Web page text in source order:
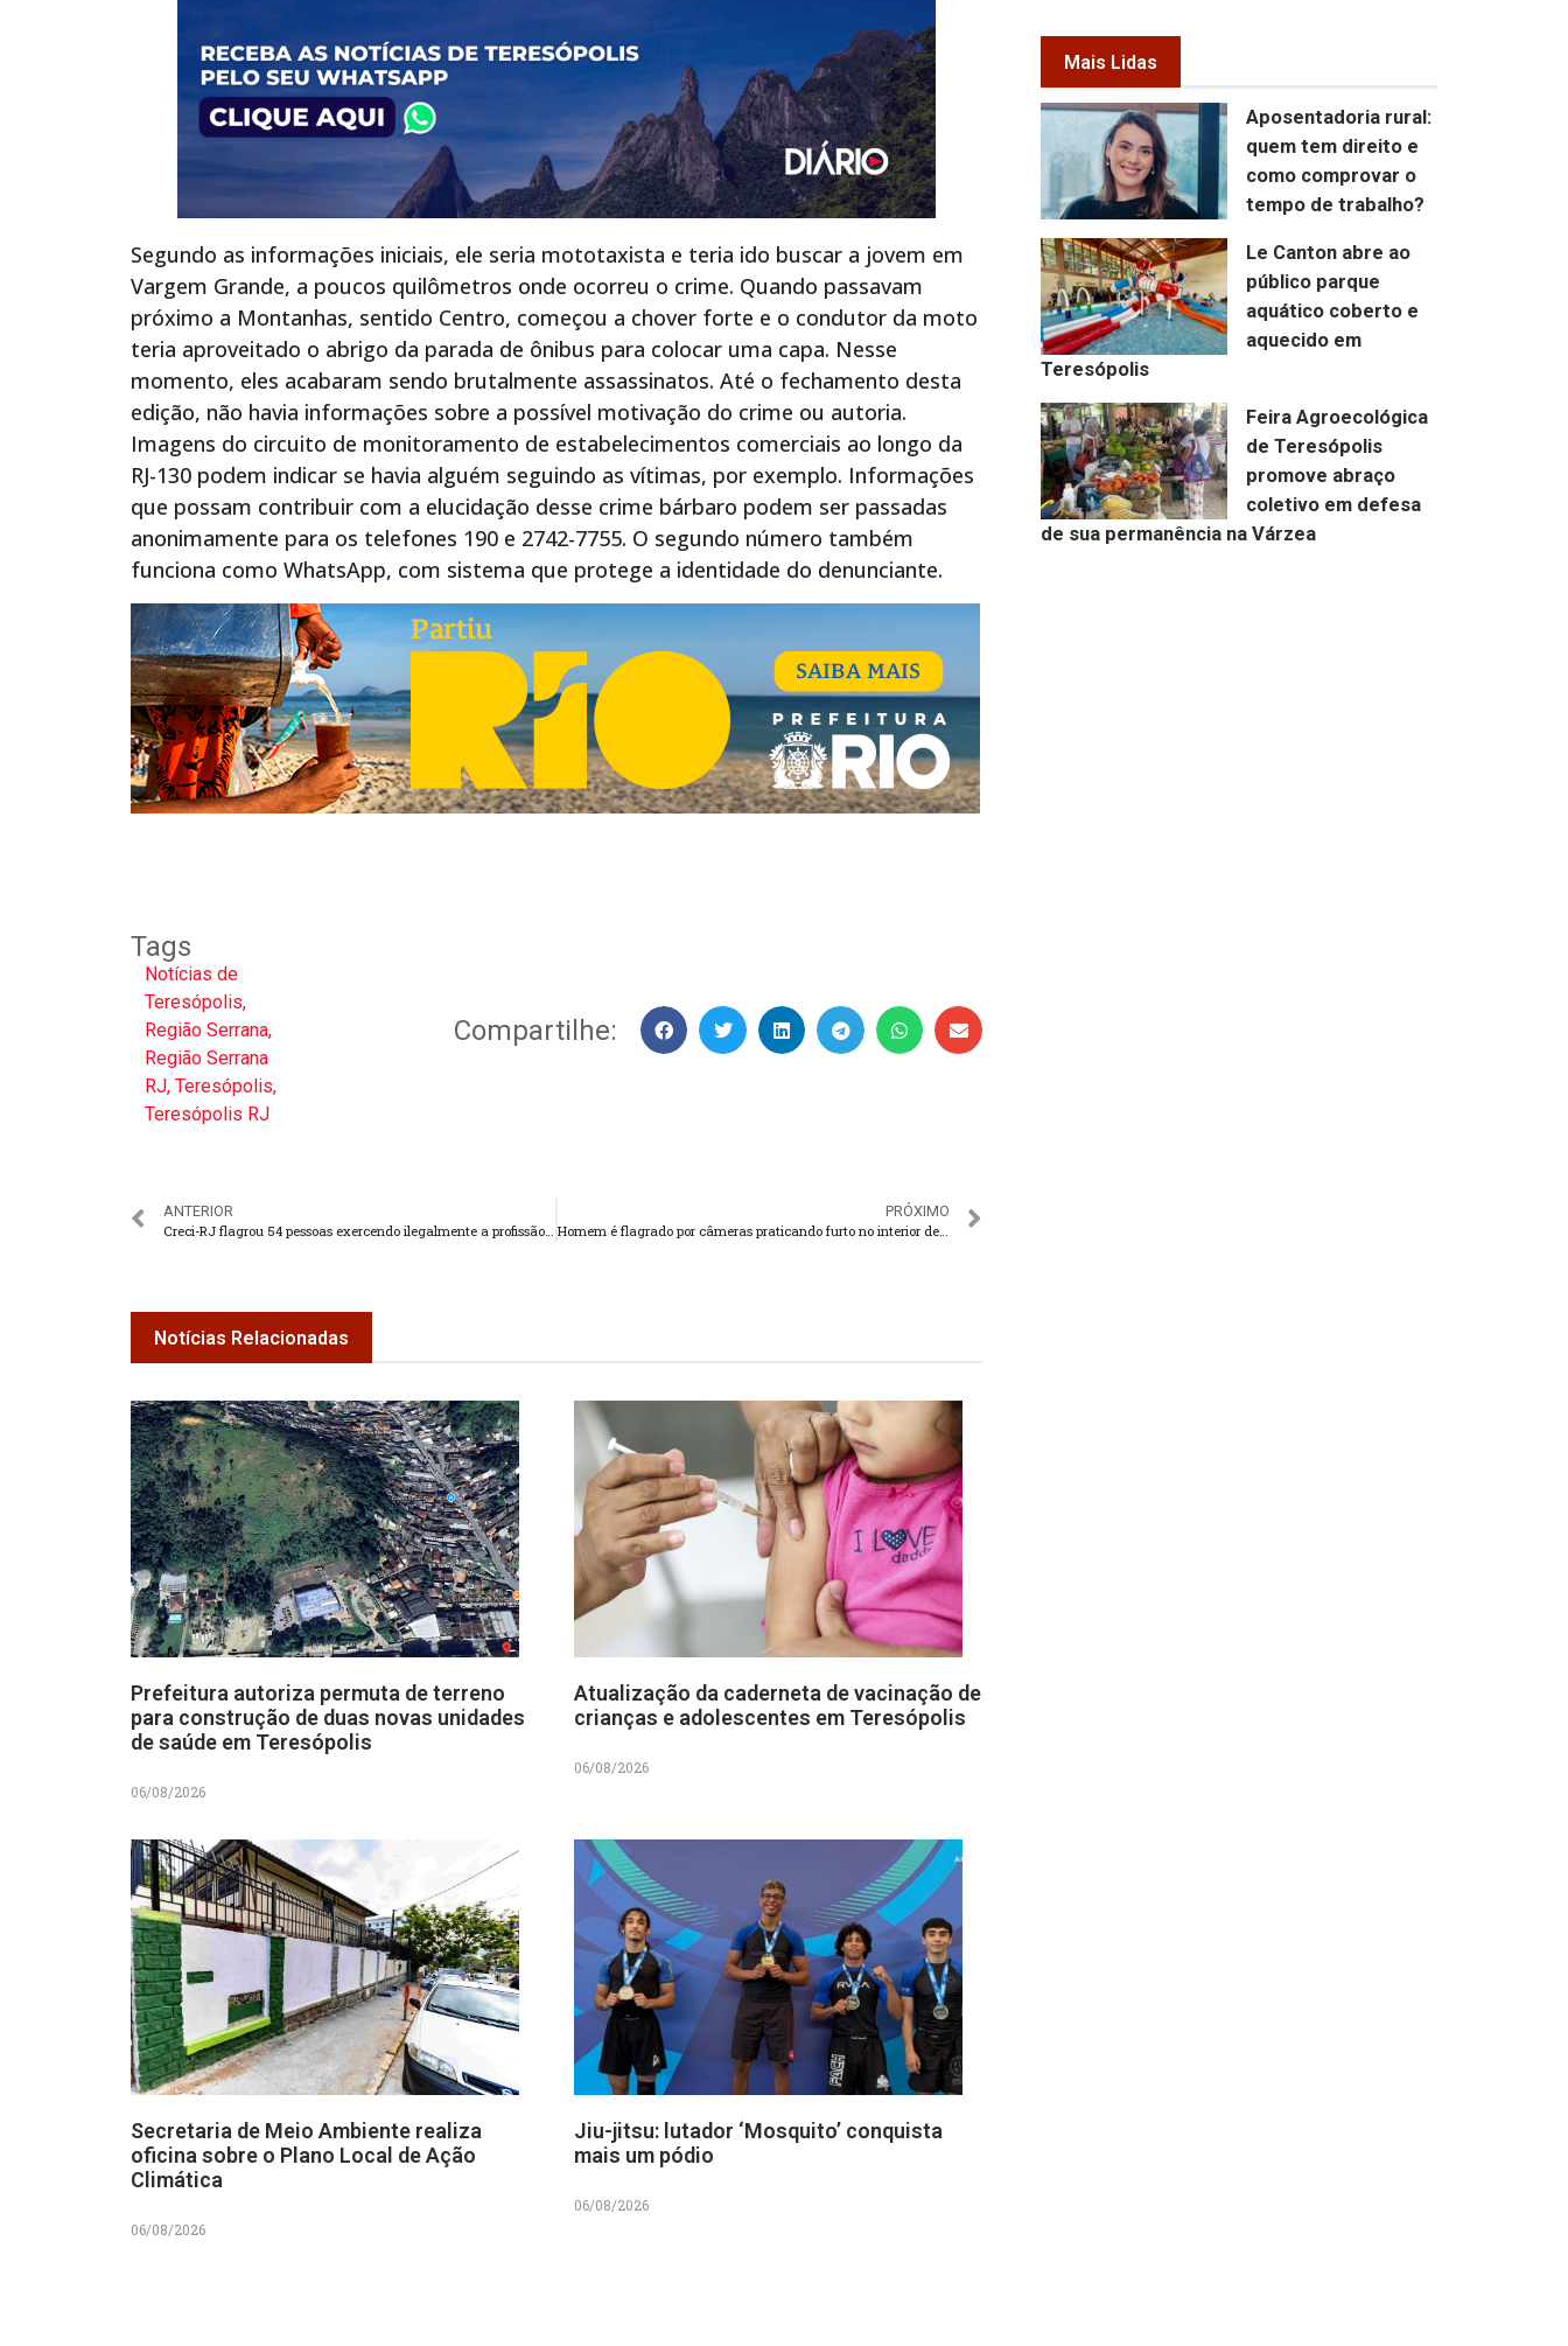
Segundo as informações iniciais, ele seria mototaxista e teria ido buscar a jovem em
Vargem Grande, a poucos quilômetros onde ocorreu o crime. Quando passavam
próximo a Montanhas, sentido Centro, começou a chover forte e o condutor da moto
teria aproveitado o abrigo da parada de ônibus para colocar uma capa. Nesse
momento, eles acabaram sendo brutalmente assassinatos. Até o fechamento desta
edição, não havia informações sobre a possível motivação do crime ou autoria.
Imagens do circuito de monitoramento de estabelecimentos comerciais ao longo da
RJ-130 podem indicar se havia alguém seguindo as vítimas, por exemplo. Informações
que possam contribuir com a elucidação desse crime bárbaro podem ser passadas
anonimamente para os telefones 190 e 2742-7755. O segundo número também
funciona como WhatsApp, com sistema que protege a identidade do denunciante.
Tags
Notícias de
Teresópolis,
Região Serrana,
Região Serrana
RJ, Teresópolis,
Teresópolis RJ
Compartilhe:
ANTERIOR
PRÓXIMO
Notícias Relacionadas
Prefeitura autoriza permuta de terreno
para construção de duas novas unidades
de saúde em Teresópolis
06/08/2026
Atualização da caderneta de vacinação de
crianças e adolescentes em Teresópolis
06/08/2026
Secretaria de Meio Ambiente realiza
oficina sobre o Plano Local de Ação
Climática
06/08/2026
Jiu-jitsu: lutador ‘Mosquito’ conquista
mais um pódio
06/08/2026
Mais Lidas
Aposentadoria rural:
quem tem direito e
como comprovar o
tempo de trabalho?
Le Canton abre ao
público parque
aquático coberto e
aquecido em
Teresópolis
Feira Agroecológica
de Teresópolis
promove abraço
coletivo em defesa
de sua permanência na Várzea